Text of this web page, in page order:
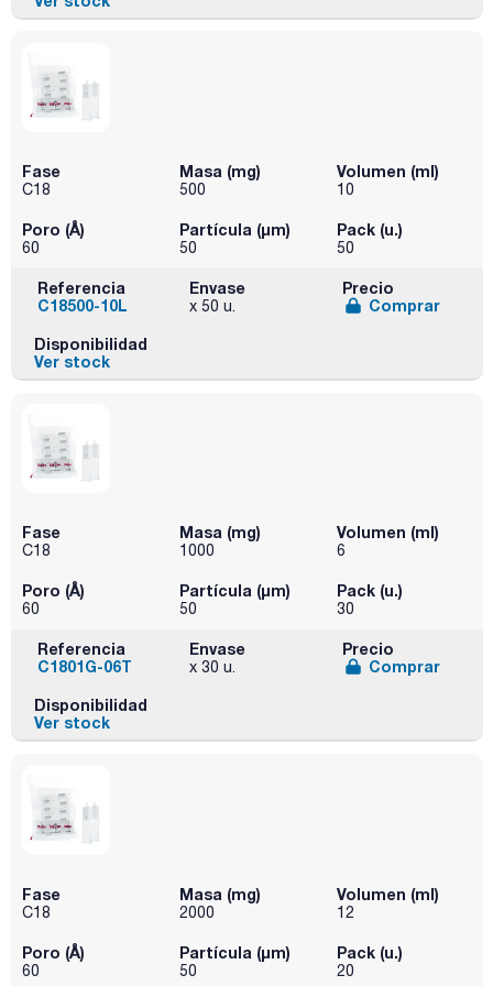
Fase
C18
Masa (mg)
500
Volumen (ml)
10
Poro (Å)
60
Partícula (μm)
50
Pack (u.)
50
Referencia
C18500-10L
Envase
x 50 u.
Precio
Comprar
Disponibilidad
Ver stock
Fase
C18
Masa (mg)
1000
Volumen (ml)
6
Poro (Å)
60
Partícula (μm)
50
Pack (u.)
30
Referencia
C1801G-06T
Envase
x 30 u.
Precio
Comprar
Disponibilidad
Ver stock
Fase
C18
Masa (mg)
2000
Volumen (ml)
12
Poro (Å)
60
Partícula (μm)
50
Pack (u.)
20